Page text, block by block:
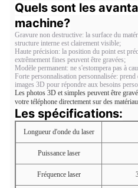
Quels sont les
machine?
Gravure non destructive: la surface du
structure interne est clairement visible;
Haute précision: la position du point est
extrêmement fines peuvent être gravées;
Modèle permanent: ne s'estompera pas à
Forte personnalisation personnalisée:
images 3D pour répondre aux besoins
Les photos 3D et simples peuvent être
votre téléphone directement sur des
Les spécifications:
Longueur d'onde du laser
Puissance laser
Fréquence laser